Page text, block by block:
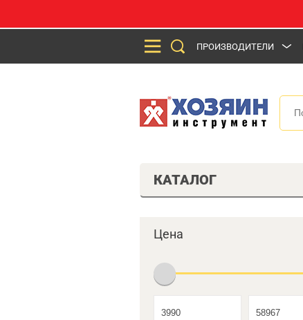
ПРОИЗВОДИТЕЛИ
КАТАЛОГ
Цена